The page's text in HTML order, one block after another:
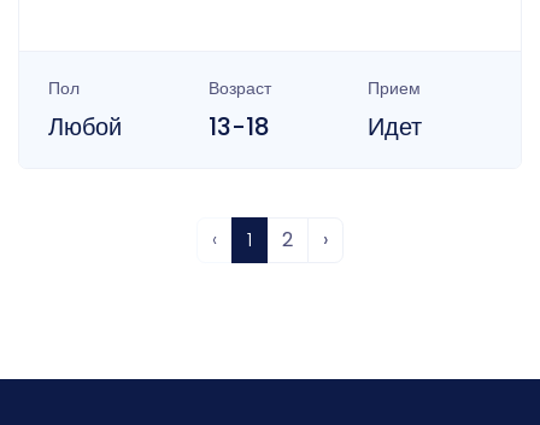
Пол
Любой
Возраст
13-18
Прием
Идет
‹ 1 2 ›